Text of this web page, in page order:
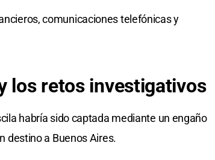
comunicaciones telefónicas y
los retos investigativos
habría sido captada mediante un engaño
destino a Buenos Aires.